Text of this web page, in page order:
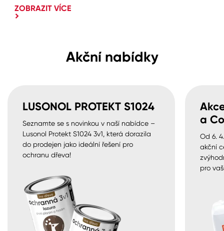
ZOBRAZIT VÍCE
Akční nabídky
LUSONOL PROTEKT S1024
Seznamte se s novinkou v naší nabídce –
Lusonol Protekt S1024 3v1, která dorazila
do prodejen jako ideální řešení pro
ochranu dřeva!
a
Od 6.
akční
pro